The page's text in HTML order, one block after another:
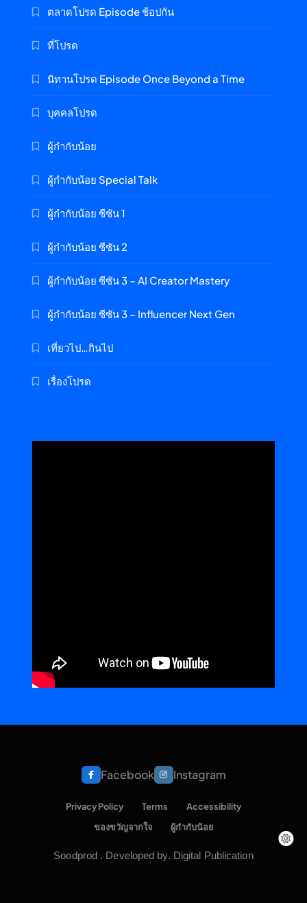
ตลาดโปรด Episode ช้อปกัน
ที่โปรด
นิทานโปรด Episode Once Beyond a Time
บุคคลโปรด
ผู้กำกับน้อย
ผู้กำกับน้อย Special Talk
ผู้กำกับน้อย ซีซัน 1
ผู้กำกับน้อย ซีซัน 2
ผู้กำกับน้อย ซีซัน 3 – AI Creator Mastery
ผู้กำกับน้อย ซีซัน 3 – Influencer Next Gen
เที่ยวไป…กินไป
เรื่องโปรด
Facebook Instagram
Privacy Policy Terms
Accessibility
ของขวัญจากใจ
ผู้กำกับน้อย
Soodprod . Developed by. Digital Publication